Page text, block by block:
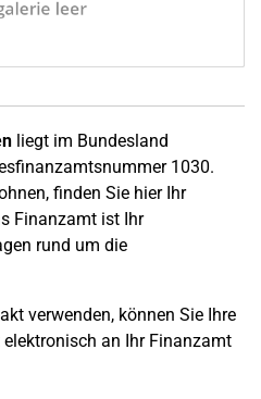
liegt im Bundesland
1030.
finden Sie hier Ihr
Finanzamt ist Ihr
rund um die
verwenden, können Sie Ihre
an Ihr Finanzamt